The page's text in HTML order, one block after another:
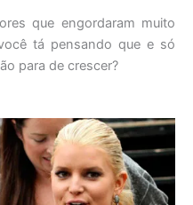
que engordaram muito
tá pensando que e só
para de crescer?